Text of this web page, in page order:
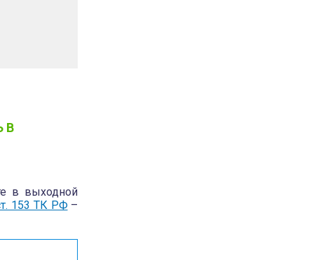
В
в выходной
153 ТК РФ–